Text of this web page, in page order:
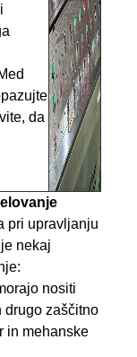
da
pri upravljanju
nekaj
nositi
drugo zaščitno
in mehanske